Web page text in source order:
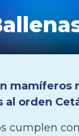
mamíferos
orden
cumplen